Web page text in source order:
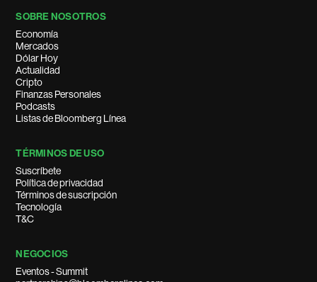
SOBRE NOSOTROS
Economía
Mercados
Dólar Hoy
Actualidad
Cripto
Finanzas Personales
Podcasts
Listas de Bloomberg Línea
TÉRMINOS DE USO
Suscríbete
Política de privacidad
Términos de suscripción
Tecnología
T&C
NEGOCIOS
Eventos - Summit